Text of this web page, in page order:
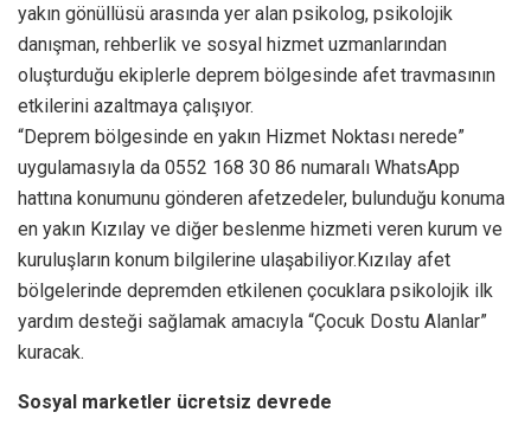
yakın gönüllüsü arasında yer alan psikolog, psikolojik
danışman, rehberlik ve sosyal hizmet uzmanlarından
oluşturduğu ekiplerle deprem bölgesinde afet travmasının
etkilerini azaltmaya çalışıyor.
“Deprem bölgesinde en yakın Hizmet Noktası nerede”
uygulamasıyla da 0552 168 30 86 numaralı WhatsApp
hattına konumunu gönderen afetzedeler, bulunduğu konuma
en yakın Kızılay ve diğer beslenme hizmeti veren kurum ve
kuruluşların konum bilgilerine ulaşabiliyor.Kızılay afet
bölgelerinde depremden etkilenen çocuklara psikolojik ilk
yardım desteği sağlamak amacıyla “Çocuk Dostu Alanlar”
kuracak.
Sosyal marketler ücretsiz devrede